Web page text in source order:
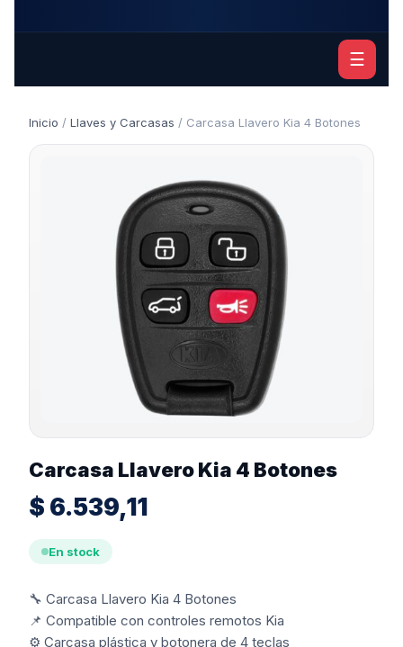
☰
Inicio / Llaves y Carcasas / Carcasa Llavero Kia 4 Botones
Carcasa Llavero Kia 4 Botones
$ 6.539,11
En stock
🔧 Carcasa Llavero Kia 4 Botones
📌 Compatible con controles remotos Kia
⚙️ Carcasa plástica y botonera de 4 teclas